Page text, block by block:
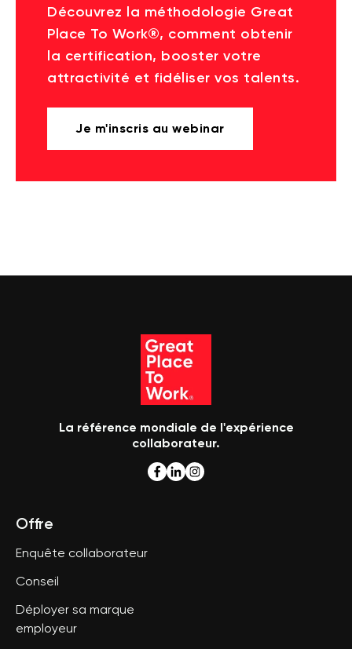
Découvrez la méthodologie Great
Place To Work®, comment obtenir
la certification, booster votre
attractivité et fidéliser vos talents.
Je m'inscris au webinar
La référence mondiale de l'expérience
collaborateur.
Offre
Enquête collaborateur
Conseil
Déployer sa marque
employeur